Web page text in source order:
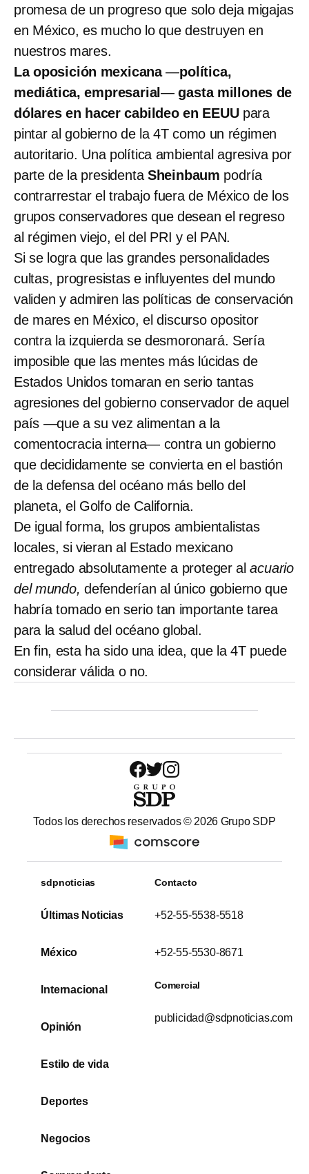
promesa de un progreso que solo deja migajas
en México, es mucho lo que destruyen en
nuestros mares.
La oposición mexicana—política,
mediática, empresarial— gasta millones de
dólares en hacer cabildeo en EEUU para
pintar al gobierno de la 4T como un régimen
autoritario. Una política ambiental agresiva por
parte de la presidenta Sheinbaum podría
contrarrestar el trabajo fuera de México de los
grupos conservadores que desean el regreso
al régimen viejo, el del PRI y el PAN.
Si se logra que las grandes personalidades
cultas, progresistas e influyentes del mundo
validen y admiren las políticas de conservación
de mares en México, el discurso opositor
contra la izquierda se desmoronará. Sería
imposible que las mentes más lúcidas de
Estados Unidos tomaran en serio tantas
agresiones del gobierno conservador de aquel
país —que a su vez alimentan a la
comentocracia interna— contra un gobierno
que decididamente se convierta en el bastión
de la defensa del océano más bello del
planeta, el Golfo de California.
De igual forma, los grupos ambientalistas
locales, si vieran al Estado mexicano
entregado absolutamente a proteger alacuario
del mundo, defenderían al único gobierno que
habría tomado en serio tan importante tarea
para la salud del océano global.
En fin, esta ha sido una idea, que la 4T puede
considerar válida o no.
Todos los derechos reservados © 2026 Grupo SDP
sdpnoticias
Últimas Noticias
México
Internacional
Opinión
Estilo de vida
Deportes
Negocios
Contacto
+52-55-5538-5518
+52-55-5530-8671
Comercial
publicidad@sdpnoticias.com